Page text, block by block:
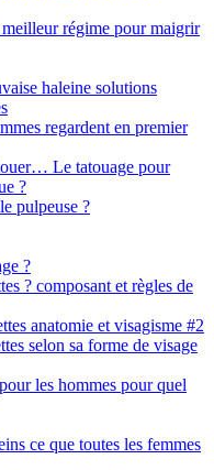
régime pour maigrir
haleine solutions
regardent en premier
Le tatouage pour
?
pulpeuse ?
?
? composant et règles de
anatomie et visagisme #2
selon sa forme de visage
les hommes pour quel
ce que toutes les femmes